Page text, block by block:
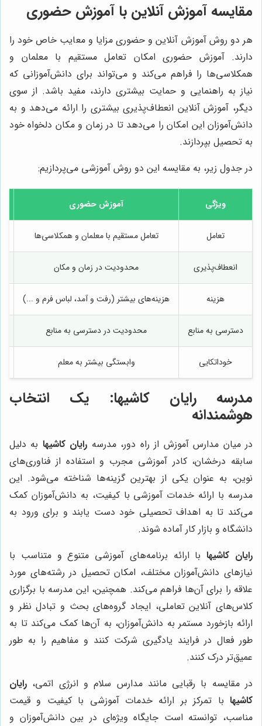
مقایسه آموزش آنلاین با آموزش حضوری
هر دو روش آموزش آنلاین و حضوری مزایا و معایب خاص خود را
دارند. آموزش حضوری امکان تعامل مستقیم با معلمان و
همکلاسی‌ها را فراهم می‌کند و می‌تواند برای دانش‌آموزانی که
نیاز به راهنمایی و حمایت بیشتری دارند، مفید باشد. از سوی
دیگر، آموزش آنلاین انعطاف‌پذیری بیشتری را ارائه می‌دهد و به
دانش‌آموزان این امکان را می‌دهد تا در زمان و مکان دلخواه خود
به تحصیل بپردازند.
در جدول زیر، به مقایسه این دو روش آموزشی می‌پردازیم:
ویژگی آموزش حضوری
تعامل تعامل مستقیم با معلمان و همکلاسی‌ها
انعطاف‌پذیری محدودیت در زمان و مکان
هزینه هزینه‌های بیشتر (رفت و آمد، لباس فرم و ...)
دسترسی به منابع محدودیت در دسترسی به منابع
خوداتکایی وابستگی بیشتر به معلم
مدرسه رایان کاشیها: یک انتخاب
هوشمندانه
در میان مدارس آموزش از راه دور، مدرسه رایان کاشیها به دلیل
سابقه درخشان، کادر آموزشی مجرب و استفاده از فناوری‌های
نوین، به عنوان یکی از بهترین گزینه‌ها شناخته می‌شود. این
مدرسه با ارائه خدمات آموزشی با کیفیت، به دانش‌آموزان کمک
می‌کند تا به اهداف تحصیلی خود دست یابند و برای ورود به
دانشگاه و بازار کار آماده شوند.
رایان کاشیهابا ارائه برنامه‌های آموزشی متنوع و متناسب با
نیازهای دانش‌آموزان مختلف، امکان تحصیل در رشته‌های مورد
علاقه را برای آن‌ها فراهم می‌کند. همچنین، این مدرسه با برگزاری
کلاس‌های آنلاین تعاملی، ایجاد گروه‌های بحث و تبادل نظر و
ارائه بازخورد مستمر به دانش‌آموزان، به آن‌ها کمک می‌کند تا به
طور فعال در فرایند یادگیری شرکت کنند و مفاهیم را به طور
عمیق‌تر درک کنند.
در مقایسه با رقبایی مانند مدارس سلام و انرژی اتمی، رایان
کاشیها با تمرکز بر ارائه خدمات آموزشی با کیفیت و قیمت
مناسب، توانسته است جایگاه ویژه‌ای در بین دانش‌آموزان و